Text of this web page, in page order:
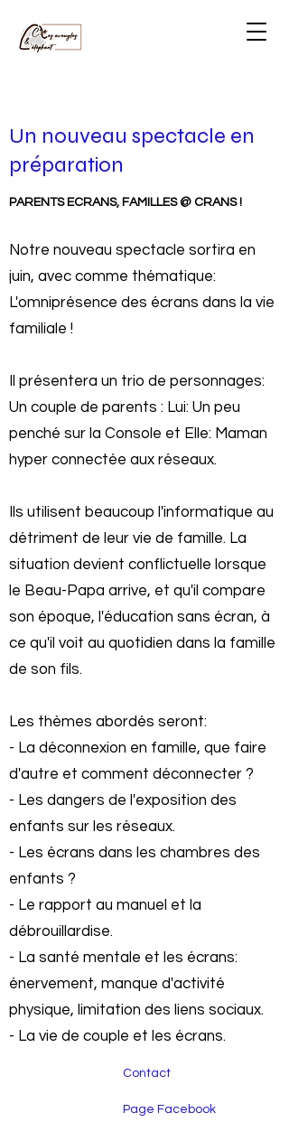
Un nouveau spectacle en
préparation
PARENTS ECRANS, FAMILLES @ CRANS !
Notre nouveau spectacle sortira en
juin, avec comme thématique:
L'omniprésence des écrans dans la vie
familiale !
Il présentera un trio de personnages:
Un couple de parents : Lui: Un peu
penché sur la Console et Elle: Maman
hyper connectée aux réseaux.
Ils utilisent beaucoup l'informatique au
détriment de leur vie de famille. La
situation devient conflictuelle lorsque
le Beau-Papa arrive, et qu'il compare
son époque, l'éducation sans écran, à
ce qu'il voit au quotidien dans la famille
de son fils.
Les thèmes abordés seront:
- La déconnexion en famille, que faire
d'autre et comment déconnecter ?
- Les dangers de l'exposition des
enfants sur les réseaux.
- Les écrans dans les chambres des
enfants ?
- Le rapport au manuel et la
débrouillardise.
- La santé mentale et les écrans:
énervement, manque d'activité
physique, limitation des liens sociaux.
- La vie de couple et les écrans.
Contact
Page Facebook